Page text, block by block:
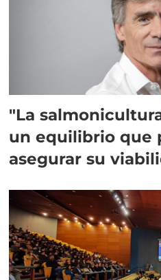
"La
un equilibrio que
asegurar su